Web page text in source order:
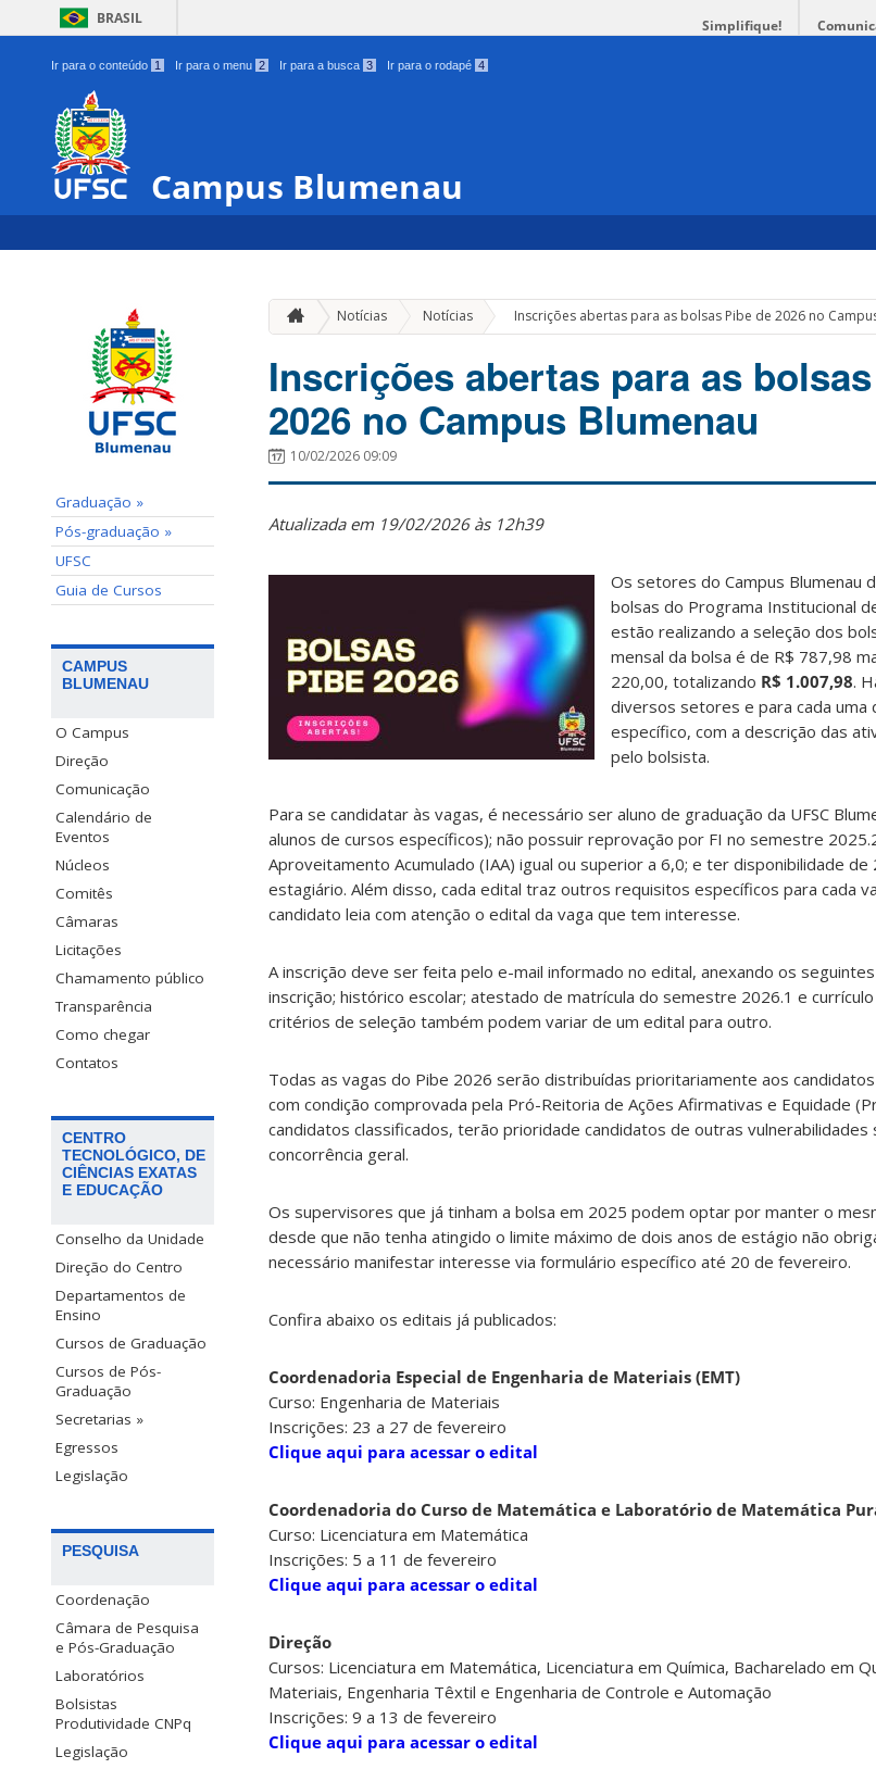
BRASIL Simplifique!
Ir para o conteúdo 1 Ir para o menu 2 Ir para a busca 3 Ir para o rodapé 4
Campus Blumenau
Graduação »
Pós-graduação »
UFSC
Guia de Cursos
CAMPUS
BLUMENAU
O Campus
Direção
Comunicação
Calendário de
Eventos
Núcleos
Comitês
Câmaras
Licitações
Chamamento público
Transparência
Como chegar
Contatos
CENTRO
TECNOLÓGICO, DE
CIÊNCIAS EXATAS
E EDUCAÇÃO
Conselho da Unidade
Direção do Centro
Departamentos de
Ensino
Cursos de Graduação
Cursos de Pós-
Graduação
Secretarias »
Egressos
Legislação
PESQUISA
Coordenação
Câmara de Pesquisa
e Pós-Graduação
Laboratórios
Bolsistas
Produtividade CNPq
Legislação
Notícias Notícias » Inscrições abertas para as bolsas Pibe de 2026 no
Inscrições abertas para as
2026 no Campus Blumenau
10/02/2026 09:09
Atualizada em 19/02/2026 às 12h39
Os setores do Campus Blumenau
bolsas do Programa Institucional
estão realizando a seleção dos
mensal da bolsa é de R$ 787,98
220,00, totalizando R$ 1.007,98.
diversos setores e para cada uma
específico, com a descrição das
pelo bolsista.
Para se candidatar às vagas, é necessário ser aluno de graduação da UFSC
alunos de cursos específicos); não possuir reprovação por FI no semestre
Aproveitamento Acumulado (IAA) igual ou superior a 6,0; e ter disponibilidade
estagiário. Além disso, cada edital traz outros requisitos específicos para cada
candidato leia com atenção o edital da vaga que tem interesse.
A inscrição deve ser feita pelo e-mail informado no edital, anexando os
inscrição; histórico escolar; atestado de matrícula do semestre 2026.1 e
critérios de seleção também podem variar de um edital para outro.
Todas as vagas do Pibe 2026 serão distribuídas prioritariamente aos
com condição comprovada pela Pró-Reitoria de Ações Afirmativas e Equidade
candidatos classificados, terão prioridade candidatos de outras vulnerabilidades
concorrência geral.
Os supervisores que já tinham a bolsa em 2025 podem optar por manter o
desde que não tenha atingido o limite máximo de dois anos de estágio não
necessário manifestar interesse via formulário específico até 20 de fevereiro.
Confira abaixo os editais já publicados:
Coordenadoria Especial de Engenharia de Materiais (EMT)
Curso: Engenharia de Materiais
Inscrições: 23 a 27 de fevereiro
Clique aqui para acessar o edital
Coordenadoria do Curso de Matemática e Laboratório de Matemática
Curso: Licenciatura em Matemática
Inscrições: 5 a 11 de fevereiro
Clique aqui para acessar o edital
Direção
Cursos: Licenciatura em Matemática, Licenciatura em Química, Bacharelado em
Materiais, Engenharia Têxtil e Engenharia de Controle e Automação
Inscrições: 9 a 13 de fevereiro
Clique aqui para acessar o edital